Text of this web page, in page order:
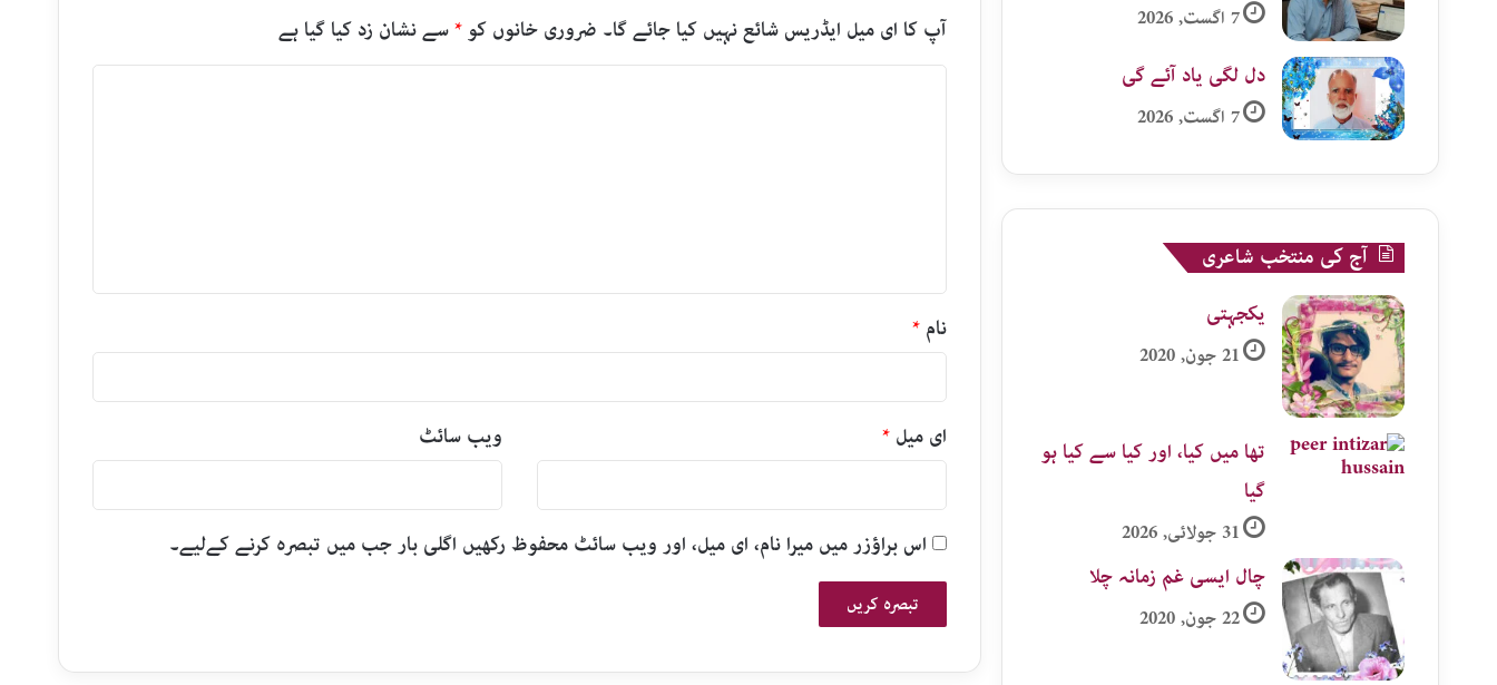
آپ کا ای میل ایڈریس شائع نہیں کیا جائے گا۔ ضروری خانوں کو*سے نشان زد کیا گیا ہے
نام*
ای میل* ویب‌ سائٹ
اس براؤزر میں میرا نام، ای میل، اور ویب سائٹ محفوظ رکھیں اگلی بار جب میں تبصرہ کرنے کےلیے۔
7 اگست, 2026
دل لگی یاد آئے گی
7 اگست, 2026
آج کی منتخب شاعری
یکجہتی
21 جون, 2020
تھا میں کیا، اور کیا سے کیا ہو
گیا
31 جولائی, 2026
چال ایسی غم زمانہ چلا
22 جون, 2020